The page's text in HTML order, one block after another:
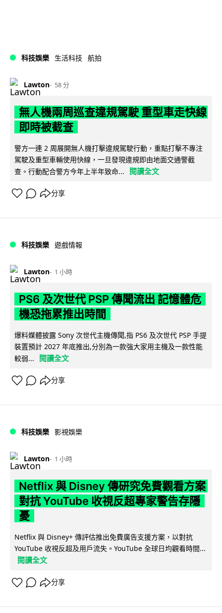
科技娛樂 生活科技 航拍
Lawton 58 分
無人機兩周巡查違規駕駛 重型車走快線
即時被截查
警方一連 2 周展開無人機打擊違規駕駛行動，重點打擊不專注
駕駛及重型車輛使用快線，一旦發現違規即由地面交通警截
查。行動配合警方今年上半年致命...
閱讀全文
分享
科技娛樂 遊戲情報
Lawton 1 小時
PS6 及次世代 PSP 傳聞流出 記憶體危
機恐拖累推出時間
爆料媒體披露 Sony 次世代主機傳聞,指 PS6 及次世代 PSP 手提
裝置預計 2027 年底推出,分別為一款強大家用主機及一款性能
較弱...
閱讀全文
分享
科技娛樂 影視娛樂
Lawton 1 小時
Netflix 與 Disney 傳研究免費觀看方案
對抗 YouTube 收視反超專家警告存隱
憂
Netflix 與 Disney+ 傳評估推出免費廣告支援方案，以對抗
YouTube 收視反超及用戶流失。YouTube 全球日均觀看時間...
閱讀全文
分享